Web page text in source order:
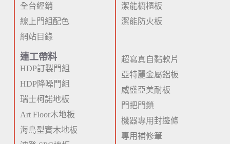
全台經銷
線上門組配色
網站目錄
潔能櫥櫃板
潔能防火板
連工帶料
HDP訂製門組
HDP降噪門組
瑞士柯諾地板
Art Floor木地板
海島型實木地板
超寫真自黏軟片
亞特麗金屬鋁板
威盛亞美耐板
門把門鎖
機器專用封邊條
專用補修筆